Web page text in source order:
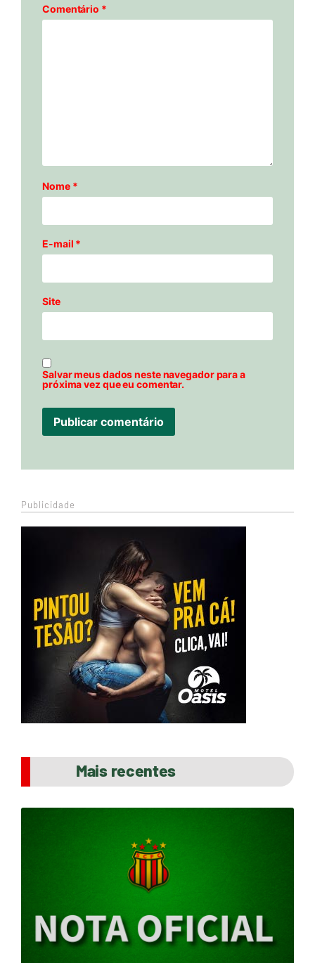
Comentário *
Nome *
E-mail *
Site
Salvar meus dados neste navegador para a
próxima vez que eu comentar.
Publicidade
Mais recentes